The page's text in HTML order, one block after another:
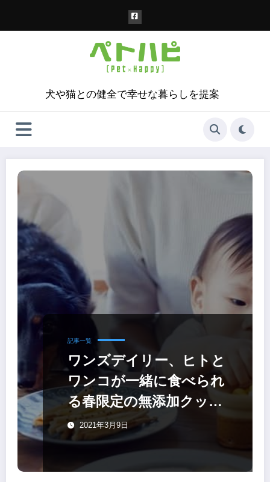
犬や猫との健全で幸せな暮らしを提案
記事一覧
ワンズデイリー、ヒトと
ワンコが一緒に食べられ
る春限定の無添加クッキ
ーを発売
2021年3月9日